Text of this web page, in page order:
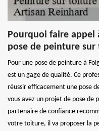
Pourquoi faire appel
pose de peinture
Pour une pose de peinture à
est un gage de qualité. Ce
réussir efficacement une pose
vous avez un projet de pose
partenaire de confiance
votre toiture, il va proposer la